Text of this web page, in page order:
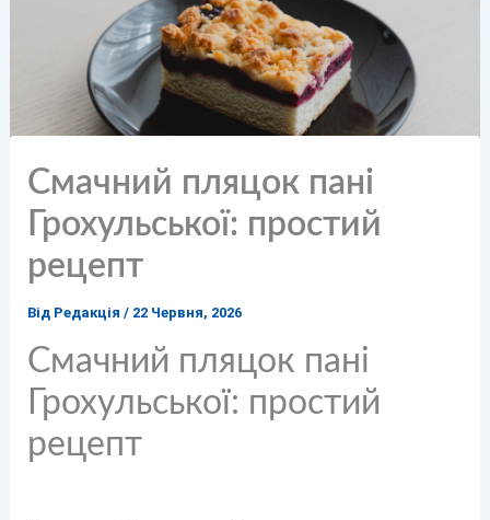
Смачний пляцок пані
Грохульської: простий
рецепт
Від Редакція / 22 Червня, 2026
Смачний пляцок пані
Грохульської: простий
рецепт